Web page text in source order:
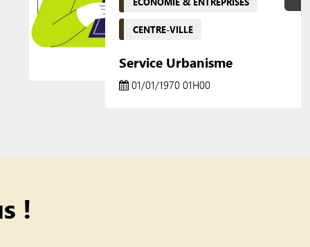
CENTRE-VILLE
Service Urbanisme
01/01/1970 01H00
!